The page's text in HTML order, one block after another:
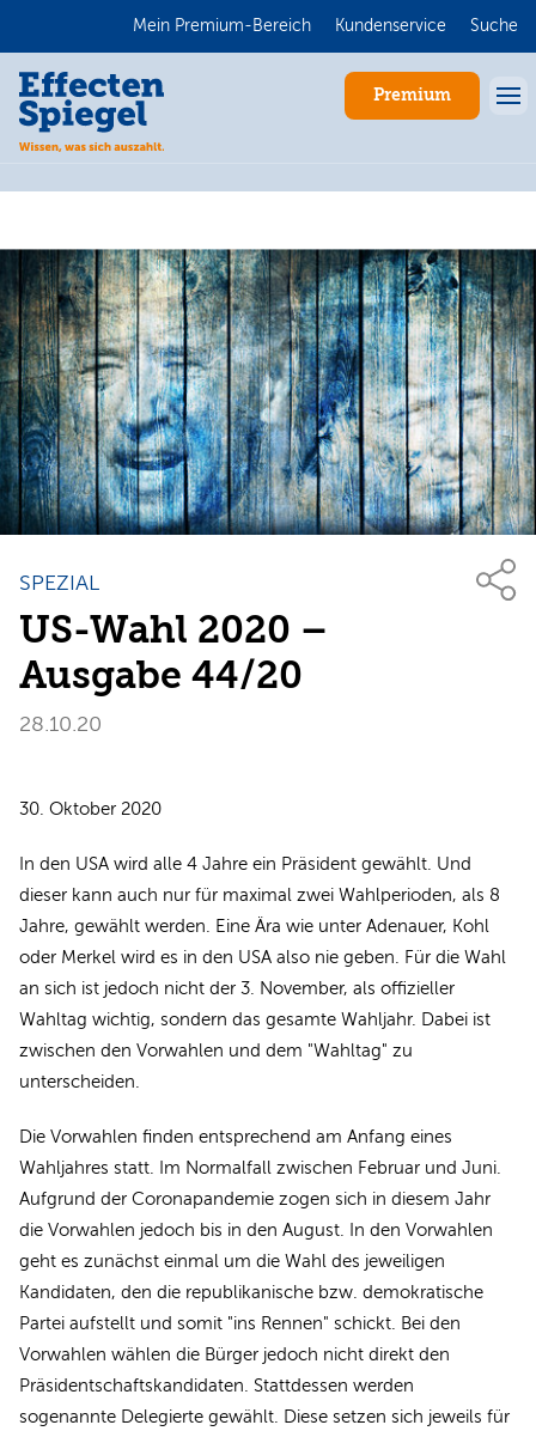
Mein Premium-Bereich Kundenservice Suche
Premium
SPEZIAL
US-Wahl 2020 –
Ausgabe 44/20
28.10.20
30. Oktober 2020
In den USA wird alle 4 Jahre ein Präsident gewählt. Und
dieser kann auch nur für maximal zwei Wahlperioden, als 8
Jahre, gewählt werden. Eine Ära wie unter Adenauer, Kohl
oder Merkel wird es in den USA also nie geben. Für die Wahl
an sich ist jedoch nicht der 3. November, als offizieller
Wahltag wichtig, sondern das gesamte Wahljahr. Dabei ist
zwischen den Vorwahlen und dem "Wahltag" zu
unterscheiden.
Die Vorwahlen finden entsprechend am Anfang eines
Wahljahres statt. Im Normalfall zwischen Februar und Juni.
Aufgrund der Coronapandemie zogen sich in diesem Jahr
die Vorwahlen jedoch bis in den August. In den Vorwahlen
geht es zunächst einmal um die Wahl des jeweiligen
Kandidaten, den die republikanische bzw. demokratische
Partei aufstellt und somit "ins Rennen" schickt. Bei den
Vorwahlen wählen die Bürger jedoch nicht direkt den
Präsidentschaftskandidaten. Stattdessen werden
sogenannte Delegierte gewählt. Diese setzen sich jeweils für
Anmelden